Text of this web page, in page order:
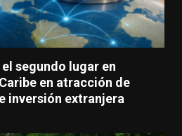
segundo lugar en
en atracción de
inversión extranjera